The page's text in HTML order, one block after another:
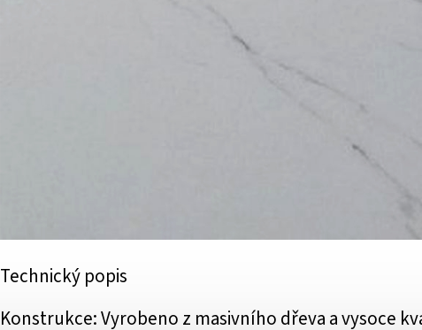
Technický popis
Konstrukce: Vyrobeno z masivního dřeva a vysoce